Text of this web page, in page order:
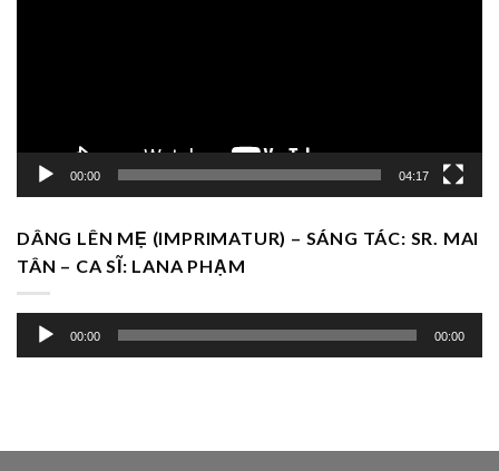
00:00 04:17
DÂNG LÊN MẸ (IMPRIMATUR) – SÁNG TÁC: SR. MAI
TÂN – CA SĨ: LANA PHẠM
Trình
chơi
00:00 00:00